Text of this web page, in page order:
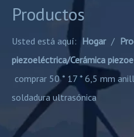
Productos
Usted está aquí: Hogar /
piezoeléctrica/Cerámica
comprar 50 * 17 * 6,5 mm
soldadura ultrasónica